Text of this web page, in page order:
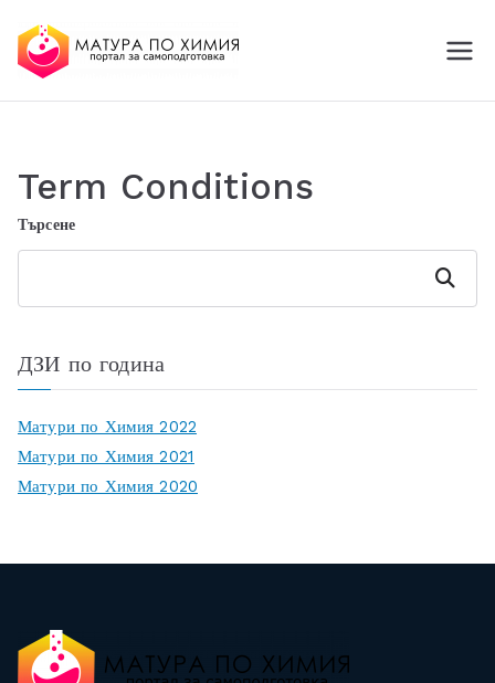
МАТУРА ПО ХИМИЯ
Online
Term Conditions
Търсене
Търсене
ДЗИ по година
Матури по Химия 2022
Матури по Химия 2021
Матури по Химия 2020